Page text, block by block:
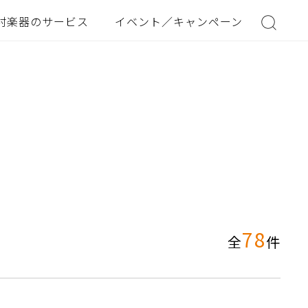
楽器のサービス イベント／キャンペーン
全78件